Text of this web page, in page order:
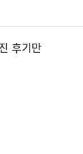
후기만